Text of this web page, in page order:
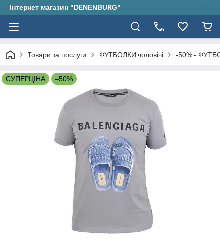
Інтернет магазин "DENENBURG"
Товари та послуги ФУТБОЛКИ чоловічі -50% -
СУПЕРЦІНА –50%